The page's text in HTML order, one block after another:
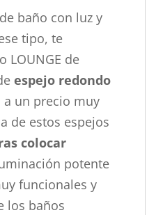
baño con luz y
tipo, te
LOUNGE de
espejo redondo
a un precio muy
de estos espejos
colocar
potente
funcionales y
los baños